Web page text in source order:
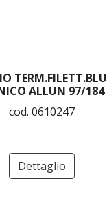
TERM.FILETT.BLU
ALLUN 97/184
cod. 0610247
Dettaglio